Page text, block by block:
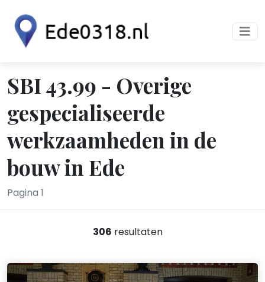
SBI 43.99 - Overige
gespecialiseerde
werkzaamheden in de
bouw in Ede
Pagina 1
306 resultaten